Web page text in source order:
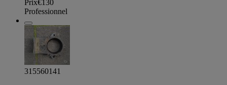
Prix€130
Professionnel
315560141